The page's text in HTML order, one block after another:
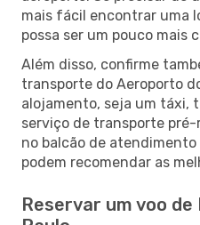
mais fácil encontrar uma
possa ser um pouco mais
Além disso, confirme
transporte do Aeroporto
alojamento, seja um táxi,
serviço de transporte
no balcão de
podem recomendar as
Reservar um voo